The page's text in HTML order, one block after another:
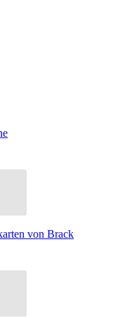
von Brack